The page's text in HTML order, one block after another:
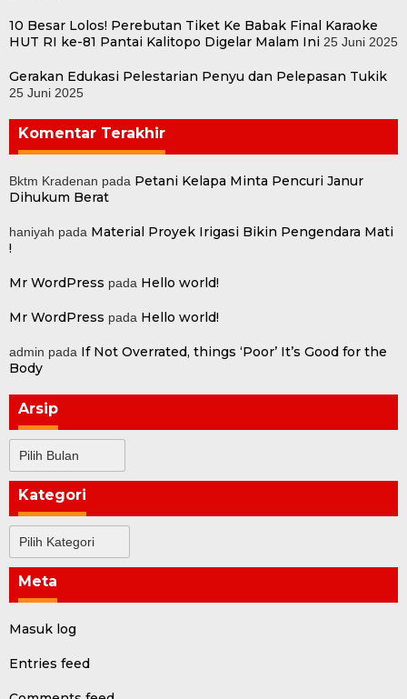
10 Besar Lolos! Perebutan Tiket Ke Babak Final Karaoke
HUT RI ke-81 Pantai Kalitopo Digelar Malam Ini 25 Juni 2025
Gerakan Edukasi Pelestarian Penyu dan Pelepasan Tukik
25 Juni 2025
Komentar Terakhir
Bktm Kradenan pada Petani Kelapa Minta Pencuri Janur
Dihukum Berat
haniyah pada Material Proyek Irigasi Bikin Pengendara Mati
!
Mr WordPress pada Hello world!
Mr WordPress pada Hello world!
admin pada If Not Overrated, things ‘Poor’ It’s Good for the
Body
Arsip
Kategori
Meta
Masuk log
Entries feed